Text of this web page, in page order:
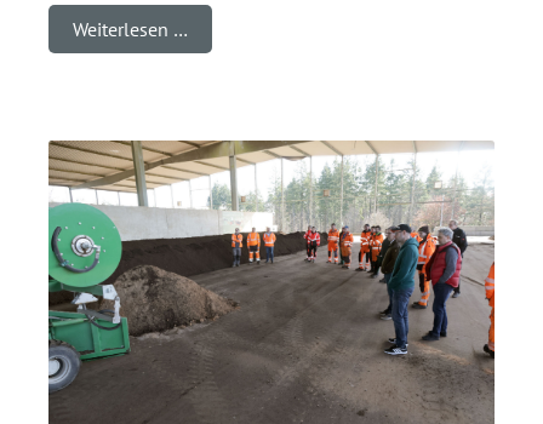
Weiterlesen …